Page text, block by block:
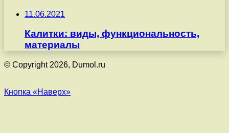
11.06.2021
Калитки: виды, функциональность,
материалы
© Copyright 2026, Dumol.ru
Кнопка «Наверх»